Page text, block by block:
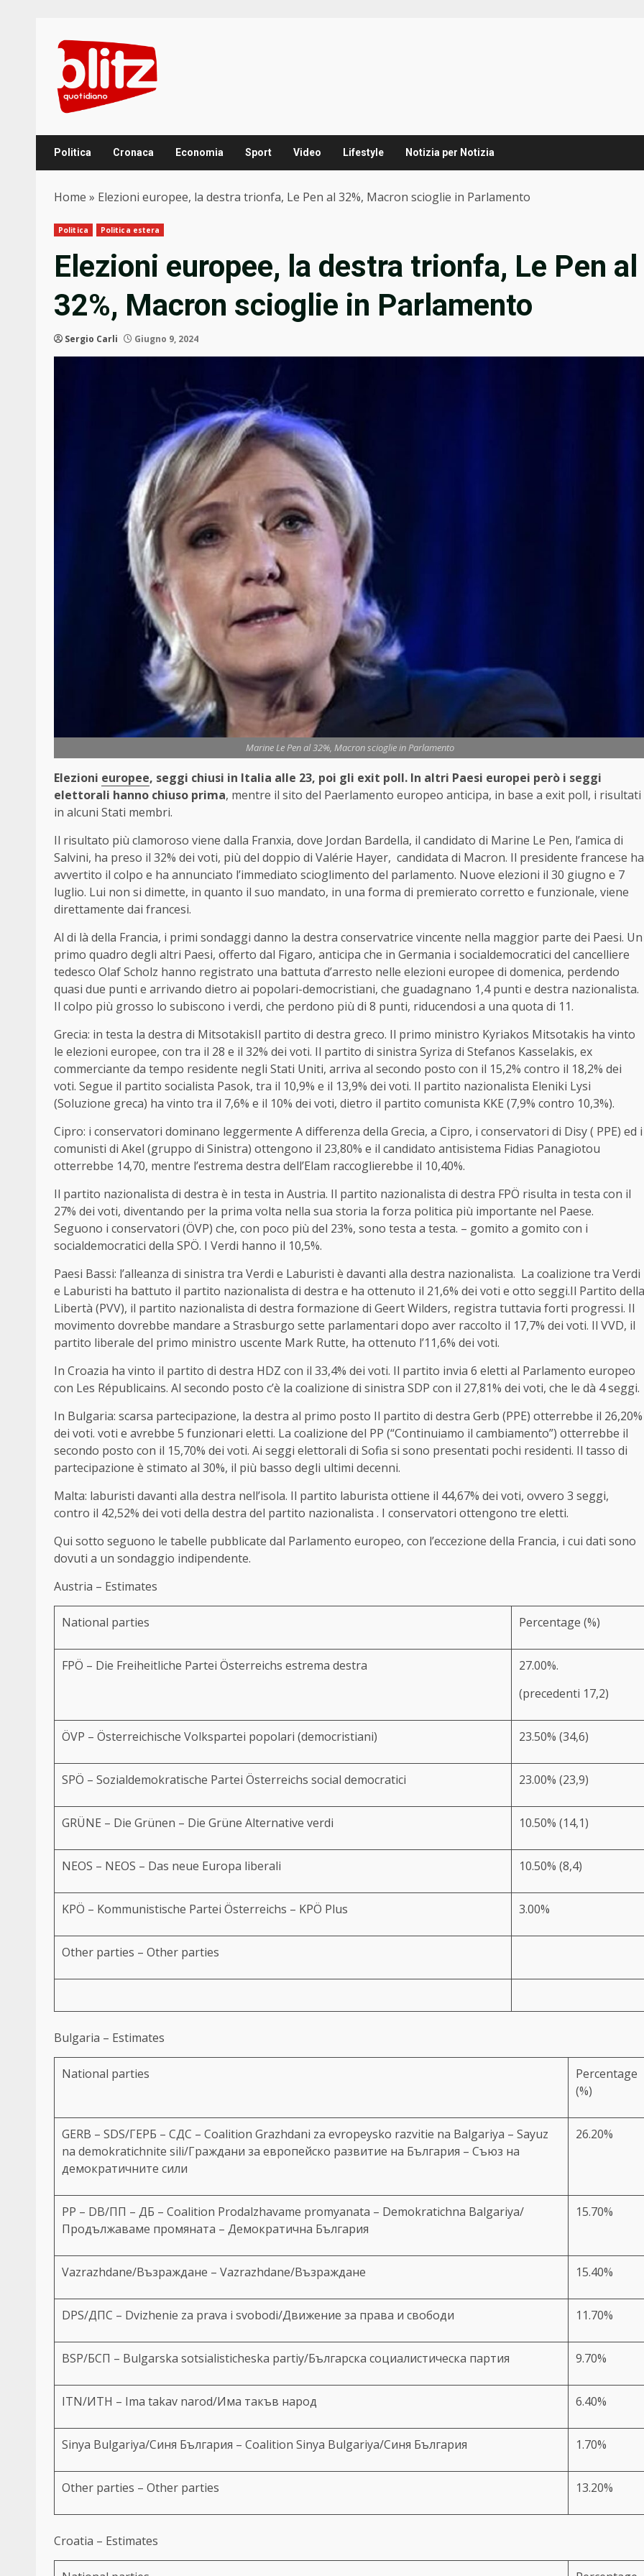
content
Politica Cronaca Economia Sport Video Lifestyle Notizia per Notizia
Home » Elezioni europee, la destra trionfa, Le Pen al 32%, Macron scioglie in Parlamento
Politica Politica estera
Elezioni europee, la destra trionfa, Le Pen al
32%, Macron scioglie in Parlamento
Sergio Carli Giugno 9, 2024
Marine Le Pen al 32%, Macron scioglie in Parlamento
Elezioni europee, seggi chiusi in Italia alle 23, poi gli exit poll. In altri Paesi europei però i seggi
elettorali hanno chiuso prima, mentre il sito del Paerlamento europeo anticipa, in base a exit poll, i risultati
in alcuni Stati membri.
Il risultato più clamoroso viene dalla Franxia, dove Jordan Bardella, il candidato di Marine Le Pen, l’amica di
Salvini, ha preso il 32% dei voti, più del doppio di Valérie Hayer, candidata di Macron. Il presidente francese ha
avvertito il colpo e ha annunciato l’immediato scioglimento del parlamento. Nuove elezioni il 30 giugno e 7
luglio. Lui non si dimette, in quanto il suo mandato, in una forma di premierato corretto e funzionale, viene
direttamente dai francesi.
Al di là della Francia, i primi sondaggi danno la destra conservatrice vincente nella maggior parte dei Paesi. Un
primo quadro degli altri Paesi, offerto dal Figaro, anticipa che in Germania i socialdemocratici del cancelliere
tedesco Olaf Scholz hanno registrato una battuta d’arresto nelle elezioni europee di domenica, perdendo
quasi due punti e arrivando dietro ai popolari-democristiani, che guadagnano 1,4 punti e destra nazionalista.
Il colpo più grosso lo subiscono i verdi, che perdono più di 8 punti, riducendosi a una quota di 11.
Grecia: in testa la destra di MitsotakisIl partito di destra greco. Il primo ministro Kyriakos Mitsotakis ha vinto
le elezioni europee, con tra il 28 e il 32% dei voti. Il partito di sinistra Syriza di Stefanos Kasselakis, ex
commerciante da tempo residente negli Stati Uniti, arriva al secondo posto con il 15,2% contro il 18,2% dei
voti. Segue il partito socialista Pasok, tra il 10,9% e il 13,9% dei voti. Il partito nazionalista Eleniki Lysi
(Soluzione greca) ha vinto tra il 7,6% e il 10% dei voti, dietro il partito comunista KKE (7,9% contro 10,3%).
Cipro: i conservatori dominano leggermente A differenza della Grecia, a Cipro, i conservatori di Disy ( PPE) ed i
comunisti di Akel (gruppo di Sinistra) ottengono il 23,80% e il candidato antisistema Fidias Panagiotou
otterrebbe 14,70, mentre l’estrema destra dell’Elam raccoglierebbe il 10,40%.
Il partito nazionalista di destra è in testa in Austria. Il partito nazionalista di destra FPÖ risulta in testa con il
27% dei voti, diventando per la prima volta nella sua storia la forza politica più importante nel Paese.
Seguono i conservatori (ÖVP) che, con poco più del 23%, sono testa a testa. – gomito a gomito con i
socialdemocratici della SPÖ. I Verdi hanno il 10,5%.
Paesi Bassi: l’alleanza di sinistra tra Verdi e Laburisti è davanti alla destra nazionalista. La coalizione tra Verdi
e Laburisti ha battuto il partito nazionalista di destra e ha ottenuto il 21,6% dei voti e otto seggi.Il Partito della
Libertà (PVV), il partito nazionalista di destra formazione di Geert Wilders, registra tuttavia forti progressi. Il
movimento dovrebbe mandare a Strasburgo sette parlamentari dopo aver raccolto il 17,7% dei voti. Il VVD, il
partito liberale del primo ministro uscente Mark Rutte, ha ottenuto l’11,6% dei voti.
In Croazia ha vinto il partito di destra HDZ con il 33,4% dei voti. Il partito invia 6 eletti al Parlamento europeo
con Les Républicains. Al secondo posto c’è la coalizione di sinistra SDP con il 27,81% dei voti, che le dà 4 seggi.
In Bulgaria: scarsa partecipazione, la destra al primo posto Il partito di destra Gerb (PPE) otterrebbe il 26,20%
dei voti. voti e avrebbe 5 funzionari eletti. La coalizione del PP (“Continuiamo il cambiamento”) otterrebbe il
secondo posto con il 15,70% dei voti. Ai seggi elettorali di Sofia si sono presentati pochi residenti. Il tasso di
partecipazione è stimato al 30%, il più basso degli ultimi decenni.
Malta: laburisti davanti alla destra nell’isola. Il partito laburista ottiene il 44,67% dei voti, ovvero 3 seggi,
contro il 42,52% dei voti della destra del partito nazionalista . I conservatori ottengono tre eletti.
Qui sotto seguono le tabelle pubblicate dal Parlamento europeo, con l’eccezione della Francia, i cui dati sono
dovuti a un sondaggio indipendente.
Austria – Estimates
National parties Percentage (%)
FPÖ – Die Freiheitliche Partei Österreichs estrema destra
27.00%.
(precedenti 17,2)
ÖVP – Österreichische Volkspartei popolari (democristiani) 23.50% (34,6)
SPÖ – Sozialdemokratische Partei Österreichs social democratici 23.00% (23,9)
GRÜNE – Die Grünen – Die Grüne Alternative verdi 10.50% (14,1)
NEOS – NEOS – Das neue Europa liberali 10.50% (8,4)
KPÖ – Kommunistische Partei Österreichs – KPÖ Plus 3.00%
Other parties – Other parties
Bulgaria – Estimates
National parties
Percentage
(%)
GERB – SDS/ГЕРБ – СДС – Coalition Grazhdani za evropeysko razvitie na Balgariya – Sayuz
na demokratichnite sili/Граждани за европейско развитие на България – Съюз на
демократичните сили
26.20%
PP – DB/ПП – ДБ – Coalition Prodalzhavame promyanata – Demokratichna Balgariya/
Продължаваме промяната – Демократична България
15.70%
Vazrazhdane/Възраждане – Vazrazhdane/Възраждане 15.40%
DPS/ДПС – Dvizhenie za prava i svobodi/Движение за права и свободи 11.70%
BSP/БСП – Bulgarska sotsialisticheska partiy/Българска социалистическа партия 9.70%
ITN/ИТН – Ima takav narod/Има такъв народ 6.40%
Sinya Bulgariya/Синя България – Coalition Sinya Bulgariya/Синя България 1.70%
Other parties – Other parties 13.20%
Croatia – Estimates